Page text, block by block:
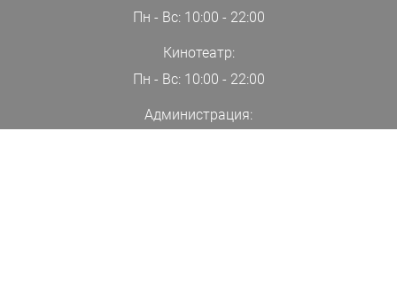
Пн - Вс: 10:00 - 22:00
Кинотеатр:
Пн - Вс: 10:00 - 22:00
Администрация: